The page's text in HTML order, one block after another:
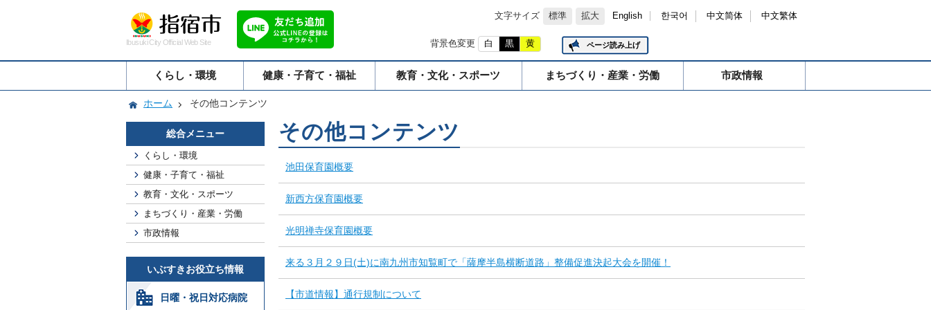
文字サイズ 標準 拡大 English 한국어 中文简体 中文繁体
Ibusuki City Official Web Site 背景色変更 白 黒 黄 ページ読み上げ
くらし・環境 健康・子育て・福祉 教育・文化・スポーツ まちづくり・産業・労働 市政情報
ホーム その他コンテンツ
総合メニュー
くらし・環境
健康・子育て・福祉
教育・文化・スポーツ
まちづくり・産業・労働
市政情報
いぶすきお役立ち情報
日曜・祝日対応病院
その他コンテンツ
池田保育園概要
新西方保育園概要
光明禅寺保育園概要
来る３月２９日(土)に南九州市知覧町で「薩摩半島横断道路」整備促進決起大会を開催！
【市道情報】通行規制について